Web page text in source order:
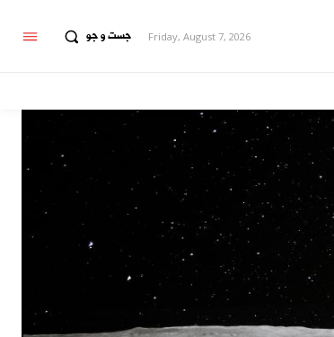
جست و جو Friday, August 7, 2026